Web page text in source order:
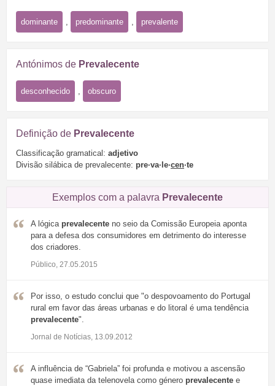
dominante predominante prevalente
Antónimos de Prevalecente
desconhecido , obscuro
Definição de Prevalecente
Classificação gramatical: adjetivo
Divisão silábica de prevalecente: pre·va·le·cen·te
Exemplos com a palavra Prevalecente
A lógica prevalecente no seio da Comissão Europeia aponta
para a defesa dos consumidores em detrimento do interesse
dos criadores.
Público, 27.05.2015
Por isso, o estudo conclui que "o despovoamento do Portugal
rural em favor das áreas urbanas e do litoral é uma tendência
prevalecente".
Jornal de Notícias, 13.09.2012
A influência de “Gabriela” foi profunda e motivou a ascensão
quase imediata da telenovela como género prevalecente e